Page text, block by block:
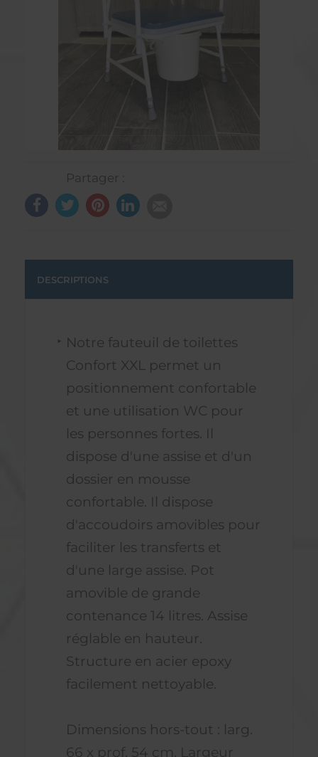
Partager :
DESCRIPTIONS
Notre fauteuil de toilettes
Confort XXL permet un
positionnement confortable
et une utilisation WC pour
les personnes fortes. Il
dispose d'une assise et d'un
dossier en mousse
confortable. Il dispose
d'accoudoirs amovibles pour
faciliter les transferts et
d'une large assise. Pot
amovible de grande
contenance 14 litres. Assise
réglable en hauteur.
Structure en acier epoxy
facilement nettoyable.
Dimensions hors-tout : larg.
66 x prof. 54 cm. Largeur